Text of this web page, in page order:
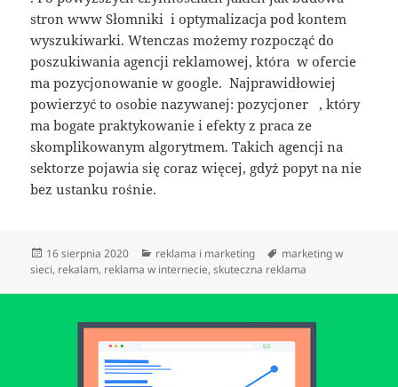
stron www Słomniki i optymalizacja pod kontem
wyszukiwarki. Wtenczas możemy rozpocząć do
poszukiwania agencji reklamowej, która w ofercie
ma pozycjonowanie w google. Najprawidłowiej
powierzyć to osobie nazywanej: pozycjoner , który
ma bogate praktykowanie i efekty z praca ze
skomplikowanym algorytmem. Takich agencji na
sektorze pojawia się coraz więcej, gdyż popyt na nie
bez ustanku rośnie.
Data
publikacji
16 sierpnia 2020 Kategorie
reklama i marketing Tagi
marketing w
sieci, rekalam, reklama w internecie,skuteczna reklama